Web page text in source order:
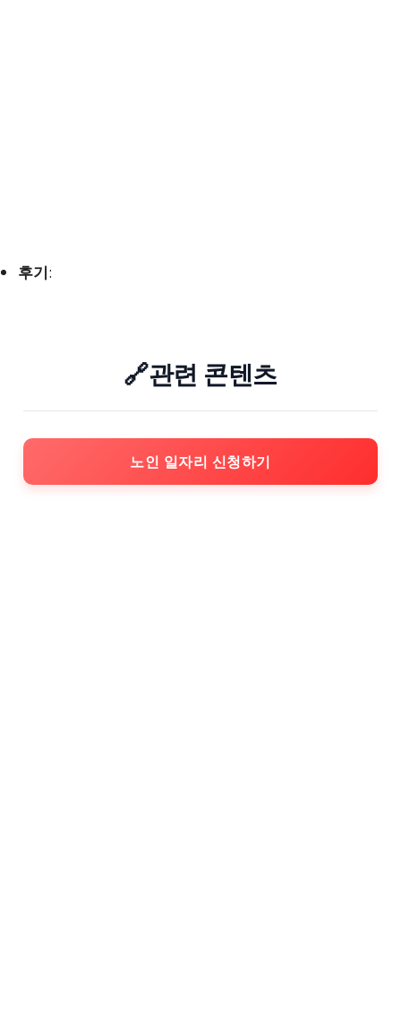
후기:
🔗관련 콘텐츠
노인 일자리 신청하기